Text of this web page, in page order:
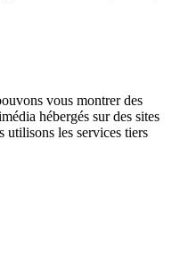
vous montrer des
hébergés sur des sites
utilisons les services tiers